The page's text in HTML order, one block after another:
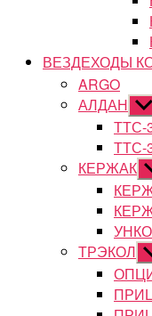
ВЕЗДЕХОДЫ
ARGO
АЛДАН
ТТС-
ТТС-
КЕРЖАК
ТРЭКОЛ